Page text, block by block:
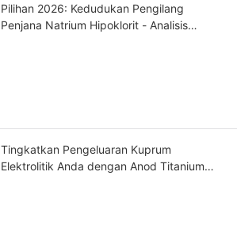
Pilihan 2026: Kedudukan Pengilang
Penjana Natrium Hipoklorit - Analisis
Tingkatkan Pengeluaran Kuprum
Elektrolitik Anda dengan Anod Titanium